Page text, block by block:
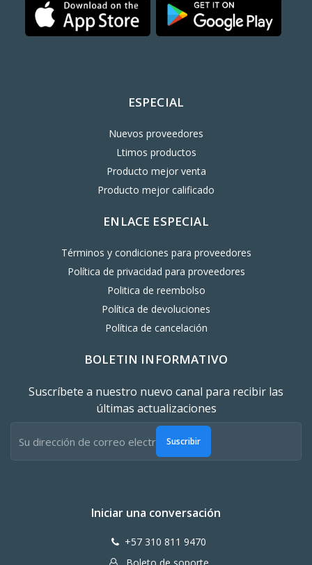
ESPECIAL
Nuevos proveedores
Ltimos productos
Producto mejor venta
Producto mejor calificado
ENLACE ESPECIAL
Términos y condiciones para proveedores
Política de privacidad para proveedores
Politica de reembolso
Política de devoluciones
Política de cancelación
BOLETIN INFORMATIVO
Suscríbete a nuestro nuevo canal para recibir las
últimas actualizaciones
Suscribir
Iniciar una conversación
+57 310 811 9470